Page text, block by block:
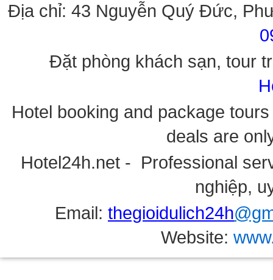
Địa chỉ: 43 Nguyễn Quý Đức,
Đặt phòng khách sạn, tour
Hotel booking and package
deals are
Hotel24h.net - Professional
nghiệp,
Email: thegioidulich24h
Website: